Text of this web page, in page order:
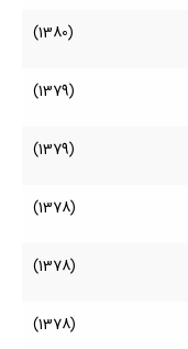
(1380)
(1379)
(1379)
(1378)
(1378)
(1378)